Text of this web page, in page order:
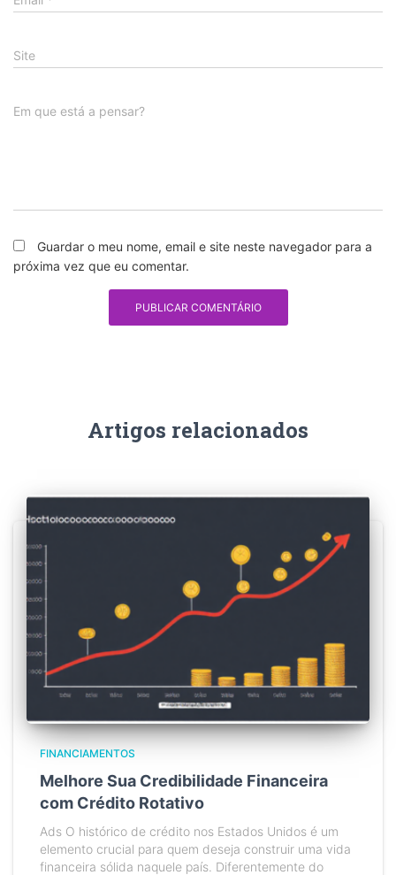
Site
Em que está a pensar?
Guardar o meu nome, email e site neste navegador para a
próxima vez que eu comentar.
Artigos relacionados
FINANCIAMENTOS
Melhore Sua Credibilidade Financeira
com Crédito Rotativo
Ads O histórico de crédito nos Estados Unidos é um
elemento crucial para quem deseja construir uma vida
financeira sólida naquele país. Diferentemente do